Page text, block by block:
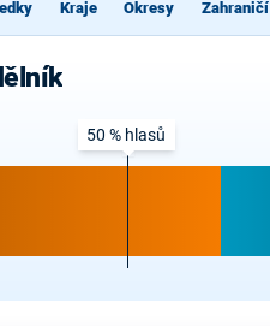
Kraje Okresy Zahraničí
50 % hlasů